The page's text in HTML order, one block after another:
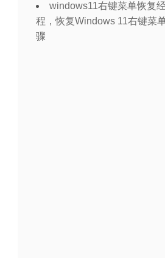
windows11右键菜单恢复
程，恢复Windows 11右键菜
骤